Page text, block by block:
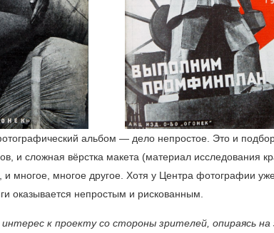
альбом — дело непростое. Это и
и сложная вёрстка макета (материал исследования
и многое, многое другое. Хотя у Центра фотографии
оказывается непростым и рискованным.
к проекту со стороны зрителей, опираясь